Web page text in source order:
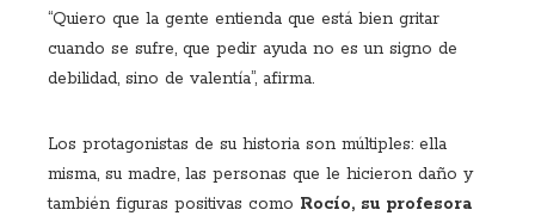
“Quiero que la gente entienda que está bien gritar
cuando se sufre, que pedir ayuda no es un signo de
debilidad, sino de valentía”, afirma.
Los protagonistas de su historia son múltiples: ella
misma, su madre, las personas que le hicieron daño y
también figuras positivas como Rocío, su profesora